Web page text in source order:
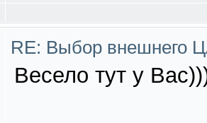
RE: Выбор внешнего
Весело тут у